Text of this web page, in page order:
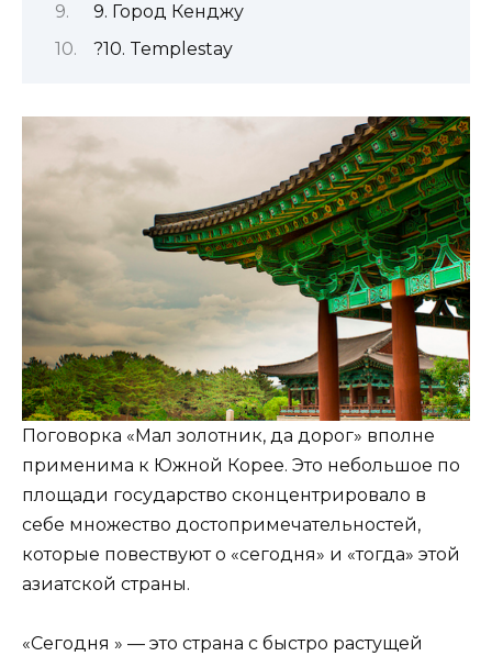
9. Город Кенджу
?10. Templestay
Поговорка «Мал золотник, да дорог» вполне
применима к Южной Корее. Это небольшое по
площади государство сконцентрировало в
себе множество достопримечательностей,
которые повествуют о «сегодня» и «тогда» этой
азиатской страны.
«Сегодня » — это страна с быстро растущей